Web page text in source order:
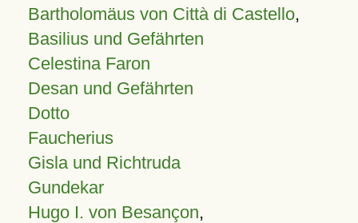
Bartholomäus von Città di Castello,
Basilius und Gefährten
Celestina Faron
Desan und Gefährten
Dotto
Faucherius
Gisla und Richtruda
Gundekar
Hugo I. von Besançon,